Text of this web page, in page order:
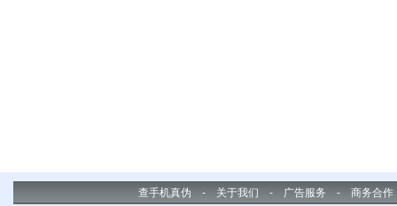
查手机真伪 - 关于我们 - 广告服务 - 商务合作